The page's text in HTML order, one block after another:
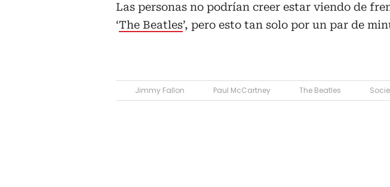
Las personas no podrían creer estar viendo de
‘The Beatles’, pero esto tan solo por un par de
Jimmy Fallon Paul McCartney The Beatles